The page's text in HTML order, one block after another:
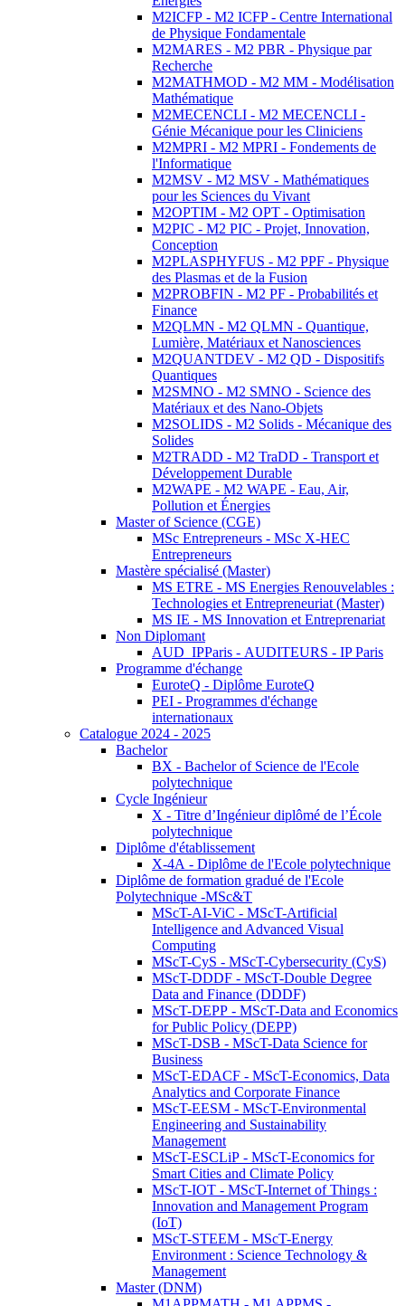
M2ICFP - M2 ICFP - Centre International
de Physique Fondamentale
M2MARES - M2 PBR - Physique par
Recherche
M2MATHMOD - M2 MM - Modélisation
Mathématique
M2MECENCLI - M2 MECENCLI -
Génie Mécanique pour les Cliniciens
M2MPRI - M2 MPRI - Fondements de
l'Informatique
M2MSV - M2 MSV - Mathématiques
pour les Sciences du Vivant
M2OPTIM - M2 OPT - Optimisation
M2PIC - M2 PIC - Projet, Innovation,
Conception
M2PLASPHYFUS - M2 PPF - Physique
des Plasmas et de la Fusion
M2PROBFIN - M2 PF - Probabilités et
Finance
M2QLMN - M2 QLMN - Quantique,
Lumière, Matériaux et Nanosciences
M2QUANTDEV - M2 QD - Dispositifs
Quantiques
M2SMNO - M2 SMNO - Science des
Matériaux et des Nano-Objets
M2SOLIDS - M2 Solids - Mécanique des
Solides
M2TRADD - M2 TraDD - Transport et
Développement Durable
M2WAPE - M2 WAPE - Eau, Air,
Pollution et Énergies
Master of Science (CGE)
MSc Entrepreneurs - MSc X-HEC
Entrepreneurs
Mastère spécialisé (Master)
MS ETRE - MS Energies Renouvelables :
Technologies et Entrepreneuriat (Master)
MS IE - MS Innovation et Entreprenariat
Non Diplomant
AUD_IPParis - AUDITEURS - IP Paris
Programme d'échange
EuroteQ - Diplôme EuroteQ
PEI - Programmes d'échange
internationaux
Catalogue 2024 - 2025
Bachelor
BX - Bachelor of Science de l'Ecole
polytechnique
Cycle Ingénieur
X - Titre d’Ingénieur diplômé de l’École
polytechnique
Diplôme d'établissement
X-4A - Diplôme de l'Ecole polytechnique
Diplôme de formation gradué de l'Ecole
Polytechnique -MSc&T
MScT-AI-ViC - MScT-Artificial
Intelligence and Advanced Visual
Computing
MScT-CyS - MScT-Cybersecurity (CyS)
MScT-DDDF - MScT-Double Degree
Data and Finance (DDDF)
MScT-DEPP - MScT-Data and Economics
for Public Policy (DEPP)
MScT-DSB - MScT-Data Science for
Business
MScT-EDACF - MScT-Economics, Data
Analytics and Corporate Finance
MScT-EESM - MScT-Environmental
Engineering and Sustainability
Management
MScT-ESCLiP - MScT-Economics for
Smart Cities and Climate Policy
MScT-IOT - MScT-Internet of Things :
Innovation and Management Program
(IoT)
MScT-STEEM - MScT-Energy
Environment : Science Technology &
Management
Master (DNM)